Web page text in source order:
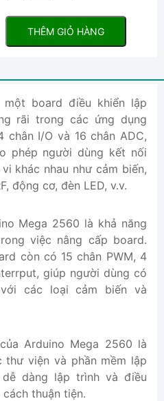
THÊM GIỎ HÀNG
board điều khiển lập
rãi trong các ứng dụng
I/O và 16 chân ADC,
phép người dùng kết nối
khác nhau như cảm biến,
động cơ, đèn LED, v.v.
Mega 2560 là khả năng
việc nâng cấp board.
còn có 15 chân PWM, 4
giúp người dùng có
các loại cảm biến và
Arduino Mega 2560 là
viện và phần mềm lập
dàng lập trình và điều
thuận tiện.